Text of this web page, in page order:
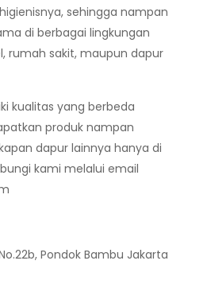
sehingga nampan
di berbagai lingkungan
rumah sakit, maupun dapur
kualitas yang berbeda
produk nampan
dapur lainnya hanya di
kami melalui email
Pondok Bambu Jakarta